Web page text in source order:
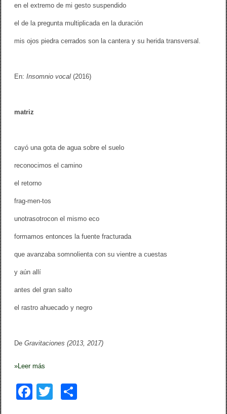
en el extremo de mi gesto suspendido
el de la pregunta multiplicada en la duración
mis ojos piedra cerrados son la cantera y su herida transversal.
En:Insomnio vocal (2016)
matriz
cayó una gota de agua sobre el suelo
reconocimos el camino
el retorno
frag-men-tos
unotrasotrocon el mismo eco
formamos entonces la fuente fracturada
que avanzaba somnolienta con su vientre a cuestas
y aún allí
antes del gran salto
el rastro ahuecado y negro
DeGravitaciones (2013, 2017)
» Leer más
F